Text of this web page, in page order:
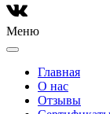
Меню
Главная
О нас
Отзывы